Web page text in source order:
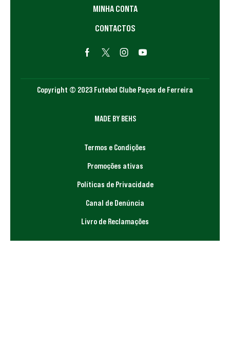
MINHA CONTA
CONTACTOS
Copyright © 2023 Futebol Clube Paços de Ferreira
MADE BY BEHS
Termos e Condições
Promoções ativas
Políticas de Privacidade
Canal de Denúncia
Livro de Reclamações